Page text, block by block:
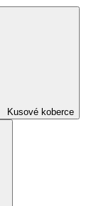
Kusové koberce